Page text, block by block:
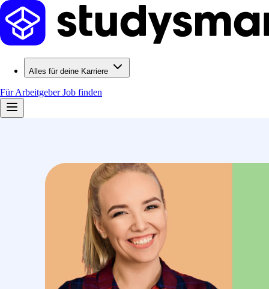
Alles für deine Karriere
Für ArbeitgeberJob finden